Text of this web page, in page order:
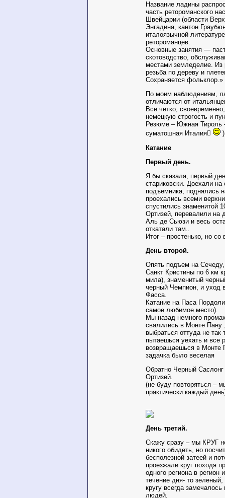
Название ладины
часть ретороманского
Швейцарии (области
Энгадина, кантон
италоязычной
ретороманцев.
Основные занятия —
скотоводство,
местами земледелие. Из
резьба по дереву и
Сохраняется фольклор.»
По моим наблюдениям,
отличаются от
Все четко,
немецкую строгость и
Резюме – Южная Тироль
суматошная Италия
)
Катание
Первый день.
Я бы сказала, первый
стариковски. Доехали на
подъемника, поднялись
проехались всеми
спустились знаменитой
Ортизей, перевалили на
Аль де Сьюзи и весь
откатали там..
Итог – простенько, но
День второй.
Опять подъем на Сечеду,
Санкт Кристины по 6 км
мила), знаменитый
черный Чемпион, и уход
Фасса.
Катание на Паса
самое любимое место).
Мы назад немного
свалились в Монте Пану
выбраться оттуда не так
пытаешься уехать и все
возвращаешься в Монте
задачка было веселая
Обратно Черный Саслонг
Ортизей.
(не буду повторяться –
практически каждый
День третий.
Скажу сразу – мы КРУГ
никого обидеть, но
бесполезной затеей и
проезжали круг походя
одного региона в регион
течение дня- то
кругу всегда
людей.